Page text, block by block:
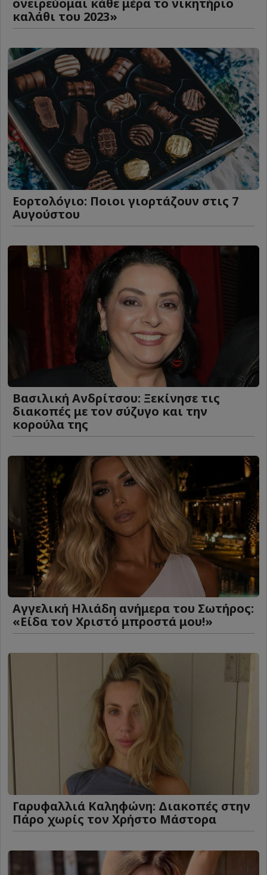
ονειρεύομαι κάθε μέρα το νικητήριο
καλάθι του 2023»
Εορτολόγιο: Ποιοι γιορτάζουν στις 7
Αυγούστου
Βασιλική Ανδρίτσου: Ξεκίνησε τις
διακοπές με τον σύζυγο και την
κορούλα της
Αγγελική Ηλιάδη ανήμερα του Σωτήρος:
«Είδα τον Χριστό μπροστά μου!»
Γαρυφαλλιά Καληφώνη: Διακοπές στην
Πάρο χωρίς τον Χρήστο Μάστορα